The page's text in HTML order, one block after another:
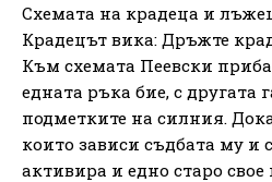
Схемата на крадеца и
Крадецът вика: Дръжте
Към схемата Пеевски
едната ръка бие, с другата
подметките на силния.
които зависи съдбата му и
активира и едно старо